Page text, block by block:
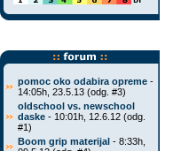
pomoc oko odabira opreme-
14:05h, 23.5.13 (odg. #3)
oldschool vs. newschool
daske- 10:01h, 12.6.12 (odg.
#1)
Boom grip materijal- 8:33h,